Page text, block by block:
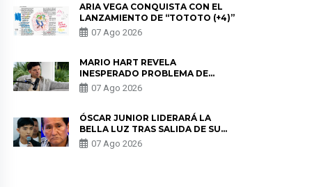
ARIA VEGA CONQUISTA CON EL
LANZAMIENTO DE “TOTOTO (+4)”
07 Ago 2026
MARIO HART REVELA
INESPERADO PROBLEMA DE
SALUD ANTES DE SEPARARSE DE
KORINA: “ME ENCONTRARON UN
07 Ago 2026
ÓSCAR JUNIOR LIDERARÁ LA
BELLA LUZ TRAS SALIDA DE SU
PADRE POR POLÉMICA CON
NALDY SALDAÑA
07 Ago 2026